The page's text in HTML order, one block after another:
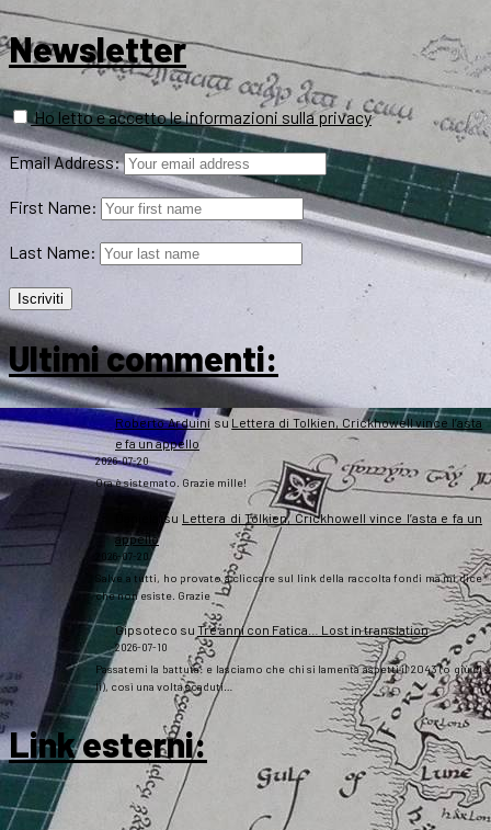
Newsletter
Ho letto e accetto le informazioni sulla privacy
Email Address:
First Name:
Last Name:
Ultimi commenti:
Roberto ArduinisuLettera di Tolkien, Crickhowell vince l’asta
e fa un appello
2026-07-20
Ora è sistemato. Grazie mille!
su Lettera di Tolkien, Crickhowell vince l’asta e fa un
appello
2026-07-20
Salve a tutti, ho provato a cliccare sul link della raccolta fondi ma mi dice
che non esiste. Grazie
Gipsoteco su Tre anni con Fatica… Lost in translation
2026-07-10
Passatemi la battuta: e lasciamo che chi si lamenta aspetti il 2043 (o giù di
lì), così una volta scaduti…
Link esterni: